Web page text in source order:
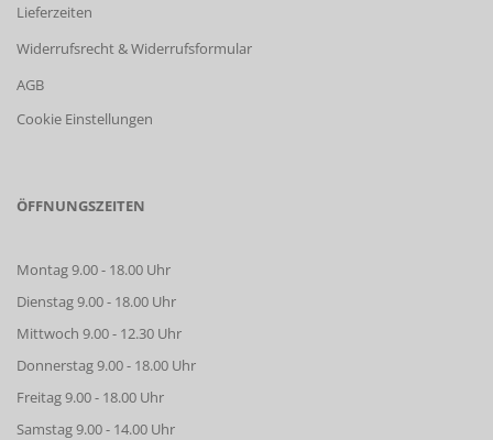
Lieferzeiten
Widerrufsrecht & Widerrufsformular
AGB
Cookie Einstellungen
ÖFFNUNGSZEITEN
Montag 9.00 - 18.00 Uhr
Dienstag 9.00 - 18.00 Uhr
Mittwoch 9.00 - 12.30 Uhr
Donnerstag 9.00 - 18.00 Uhr
Freitag 9.00 - 18.00 Uhr
Samstag 9.00 - 14.00 Uhr